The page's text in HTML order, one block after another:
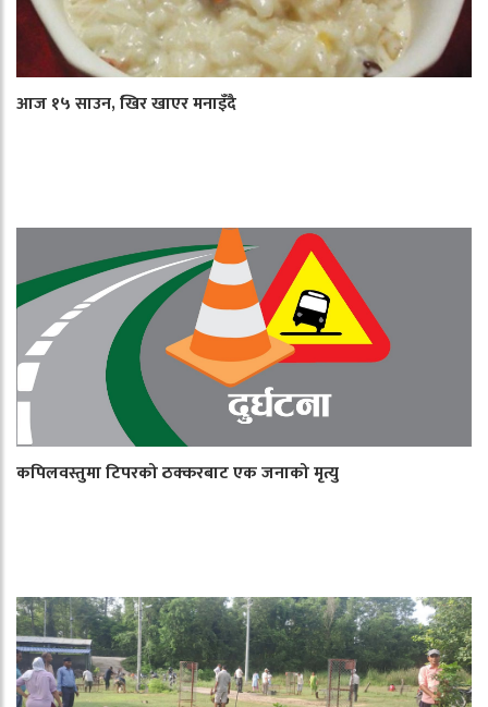
आज १५ साउन, खिर खाएर मनाइँदै
कपिलवस्तुमा टिपरको ठक्करबाट एक जनाको मृत्यु